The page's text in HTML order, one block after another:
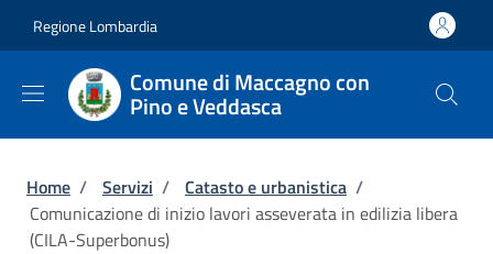
Regione Lombardia
Comune di Maccagno con
Pino e Veddasca
Briciole di pane
Home / Servizi / Catasto e urbanistica /
Comunicazione di inizio lavori asseverata in edilizia libera
(CILA-Superbonus)